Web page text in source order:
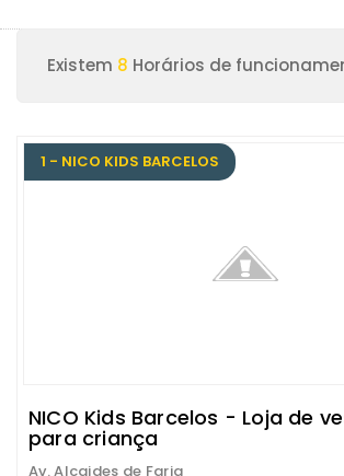
Existem 8 Horários de
1 - NICO KIDS BARCELOS
NICO Kids Barcelos - Loja de
para criança
Av. Alcaides de Faria